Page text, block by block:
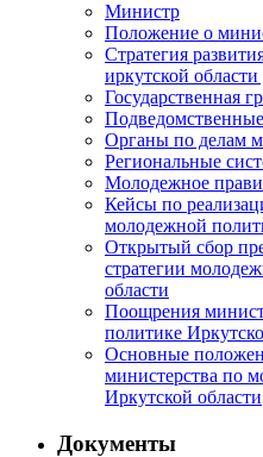
Министр
Положение о
Стратегия
иркутской
Государственная
Органы по делам
Региональные
Молодежное
Кейсы по
молодежной
Открытый сбор
стратегии
области
Поощрения
политике
Основные
министерства по
Иркутской области
Документы